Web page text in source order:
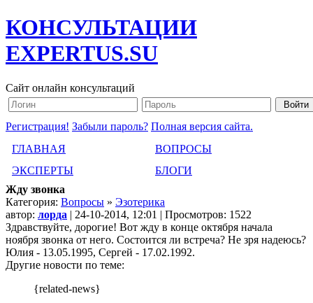
КОНСУЛЬТАЦИИ
EXPERTUS.SU
Сайт онлайн консультаций
Регистрация! Забыли пароль? Полная версия сайта.
ГЛАВНАЯ
ВОПРОСЫ
ЭКСПЕРТЫ
БЛОГИ
Жду звонка
Категория: Вопросы » Эзотерика
автор: лорда | 24-10-2014, 12:01 | Просмотров: 1522
Здравствуйте, дорогие! Вот жду в конце октября начала
ноября звонка от него. Состоится ли встреча? Не зря надеюсь?
Юлия - 13.05.1995, Сергей - 17.02.1992.
Другие новости по теме:
{related-news}